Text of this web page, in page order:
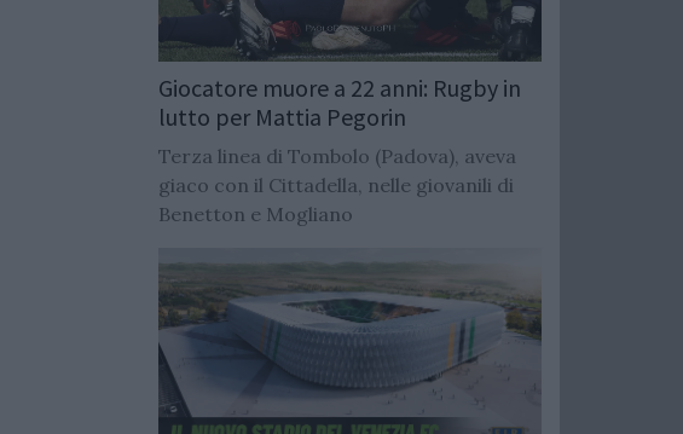
Giocatore muore a 22 anni: Rugby in
lutto per Mattia Pegorin
Terza linea di Tombolo (Padova), aveva
giaco con il Cittadella, nelle giovanili di
Benetton e Mogliano